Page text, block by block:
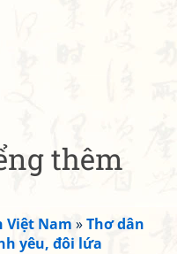
thêm
Việt Nam »Thơ dân
yêu, đôi lứa